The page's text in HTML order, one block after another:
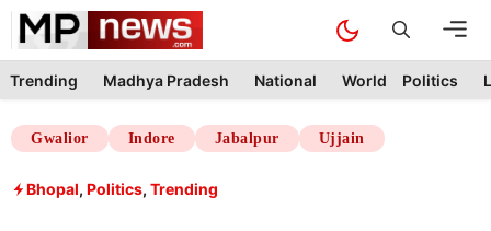
Skip
content
Trending Madhya Pradesh National World Politics
Gwalior Indore Jabalpur Ujjain
Bhopal, Politics, Trending